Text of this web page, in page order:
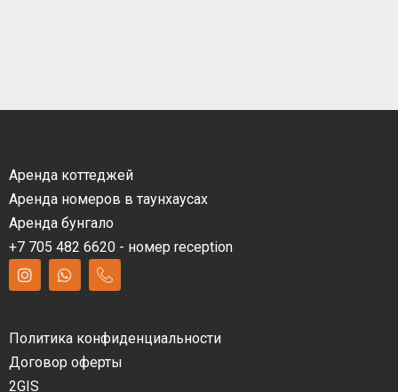
Аренда коттеджей
Аренда номеров в таунхаусах
Аренда бунгало
+7 705 482 6620 - номер reception
Политика конфиденциальности
Договор оферты
2GIS